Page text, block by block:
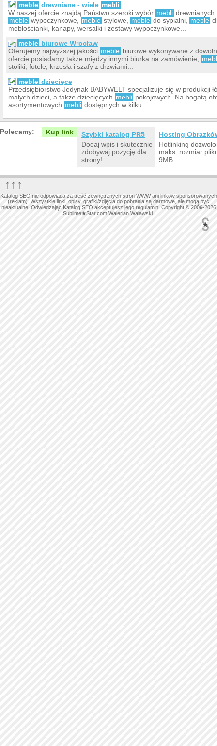
meble drewniane - wiele mebli
W naszej ofercie znajdą Państwo szeroki wybór mebli
meble wypoczynkowe, meble stylowe, meble do sypialni, meble
meblościanki, kanapy, wersalki i zestawy wypoczynkowe...
meble biurowe Wrocław
Oferujemy najwyższej jakości meble biurowe wykonywane z
ofercie posiadamy także między innymi biurka na zamówienie,
stoliki, fotele, krzesła i szafy z drzwiami...
meble dziecięce
Przedsiębiorstwo Jedynak BABYWELT specjalizuje się w produkcji
małych dzieci, a także dziecięcych mebli pokojowych. Na bogatą
asortymentowych mebli dostępnych w kilku...
Polecamy: Kup link
Szybki katalog PR5
Dodaj wpis i skutecznie
zdobywaj pozycję dla
strony!
Hosting
Hotlinking
maks. rozmiar
9MB
↑↑↑
Katalog SEO nie odpowiada za treść zewnętrznych stron WWW ani linków sponsorowanych
(reklam). Wszystkie linki, opisy, grafiki/zdjęcia do pobrania są darmowe, ale mogą być
nieaktualne. Odwiedzając Katalog SEO akceptujesz jego regulamin. Copyright © 2006-2026
Sublime★Star.com Walerian Walawski